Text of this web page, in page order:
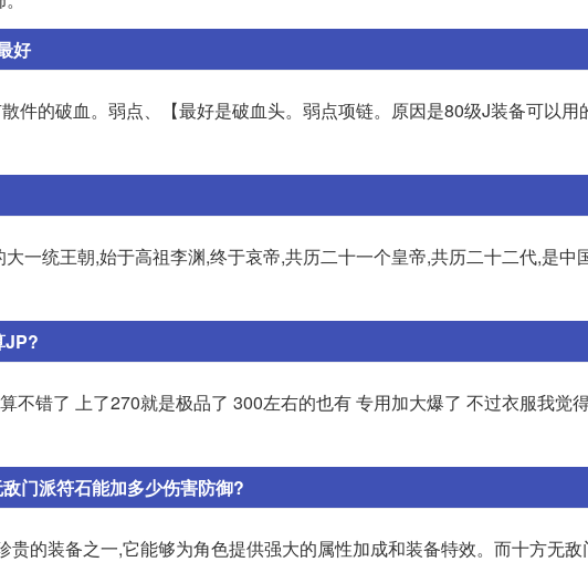
好
件的破血。弱点、【最好是破血头。弱点项链。原因是80级J装备可以用
一统王朝,始于高祖李渊,终于哀帝,共历二十一个皇帝,共历二十二代,是中
JP?
不错了 上了270就是极品了 300左右的也有 专用加大爆了 不过衣服我觉
门派符石能加多少伤害防御?
贵的装备之一,它能够为角色提供强大的属性加成和装备特效。而十方无